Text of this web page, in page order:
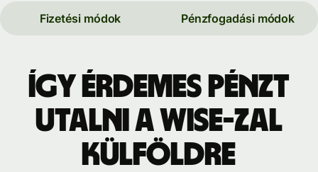
Fizetési módok Pénzfogadási módok
Így érdemes pénzt
utalni a Wise-zal
külföldre